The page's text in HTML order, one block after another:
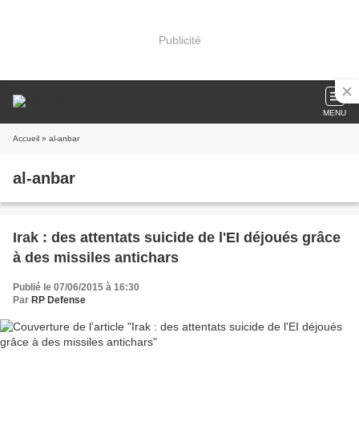
Publicité
MENU
Accueil » al-anbar
al-anbar
Irak : des attentats suicide de l'EI déjoués grâce
à des missiles antichars
Publié le 07/06/2015 à 16:30
Par RP Defense